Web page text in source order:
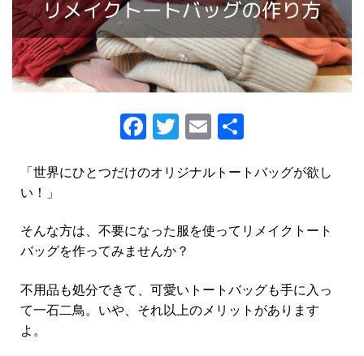
Fa
b
o
k
T
tt
E
ai ar
「世界にひとつだけのオリジナルトートバッグが欲し
い！」
そんな方は、不要になった服を使ってリメイクトート
バッグを作ってみませんか？
不用品も処分できて、可愛いトートバッグも手に入っ
て一石二鳥。いや、それ以上のメリットがあります
よ。